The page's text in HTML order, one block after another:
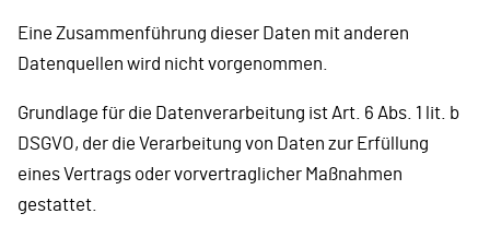
Eine Zusammenführung dieser Daten mit anderen
Datenquellen wird nicht vorgenommen.
Grundlage für die Datenverarbeitung ist Art. 6 Abs. 1 lit. b
DSGVO, der die Verarbeitung von Daten zur Erfüllung
eines Vertrags oder vorvertraglicher Maßnahmen
gestattet.